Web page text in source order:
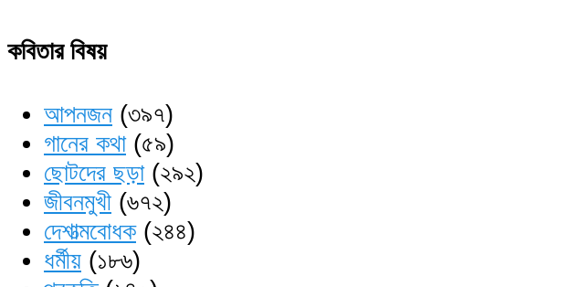
কবিতার বিষয়
আপনজন (৩৯৭)
গানের কথা(৫৯)
ছোটদের ছড়া(২৯২)
জীবনমুখী (৬৭২)
দেশাত্মবোধক(২৪৪)
ধর্মীয় (১৮৬)